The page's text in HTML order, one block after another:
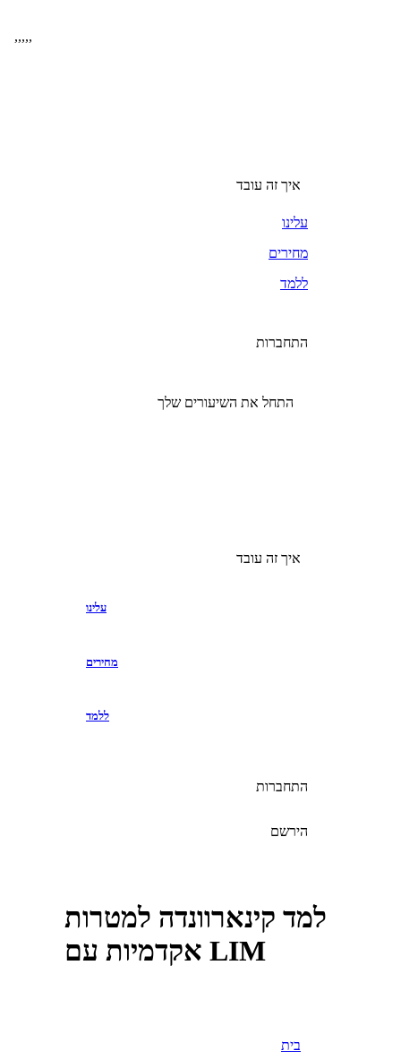
,,,,,
איך זה עובד
עלינו
מחירים
ללמד
התחברות
התחל את השיעורים שלך
איך זה עובד
עלינו
מחירים
ללמד
התחברות
הירשם
למד קינארוונדה למטרות
אקדמיות עם LIM
בית